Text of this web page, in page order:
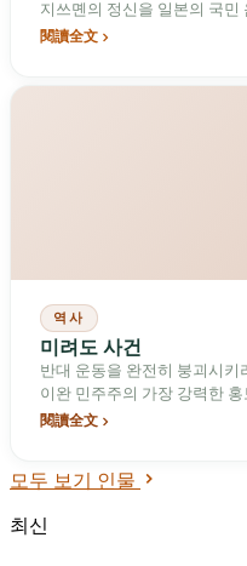
지쓰몐의 정신을 일본의 국민
해 전 세계의 식습관을 근본적
閱讀全文
역사
미려도 사건
반대 운동을 완전히 붕괴시키
이완 민주주의 가장 강력한
閱讀全文
모두 보기 인물
최신